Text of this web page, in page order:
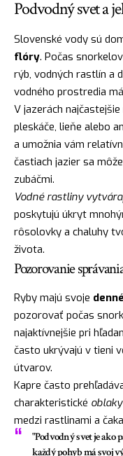
Podvodný svet a
Slovenské vody sú
flóry. Počas
rýb, vodných rastlín a
vodného prostredia
V jazerách
pleskáče, lieňe alebo
a umožnia vám
častiach jazier sa
zubáčmi.
Vodné rastliny
poskytujú úkryt
rôsolovky a chaluhy
života.
Pozorovanie
Ryby majú svoje
pozorovať počas
najaktívnejšie pri
často ukrývajú v tieni
útvarov.
Kapre často
charakteristické
medzi rastlinami a
"Podvodný svet je ako
každý pohyb má svoj